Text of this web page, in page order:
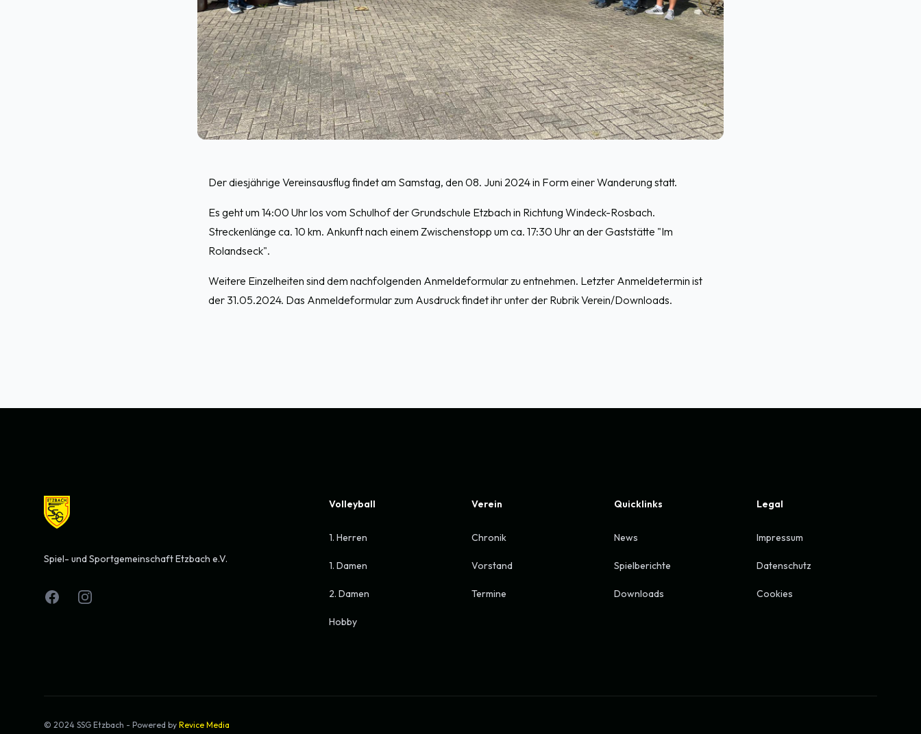
Der diesjährige Vereinsausflug findet am Samstag, den 08. Juni 2024 in Form einer Wanderung statt.
Es geht um 14:00 Uhr los vom Schulhof der Grundschule Etzbach in Richtung Windeck-Rosbach.
Streckenlänge ca. 10 km. Ankunft nach einem Zwischenstopp um ca. 17:30 Uhr an der Gaststätte "Im
Rolandseck".
Weitere Einzelheiten sind dem nachfolgenden Anmeldeformular zu entnehmen. Letzter Anmeldetermin ist
der 31.05.2024. Das Anmeldeformular zum Ausdruck findet ihr unter der Rubrik Verein/Downloads.
Spiel- und Sportgemeinschaft Etzbach e.V.
FacebookInstagram
Volleyball
1. Herren
1. Damen
2. Damen
Hobby
Verein
Chronik
Vorstand
Termine
Quicklinks
News
Spielberichte
Downloads
Legal
Impressum
Datenschutz
Cookies
© 2024 SSG Etzbach - Powered by Revice Media